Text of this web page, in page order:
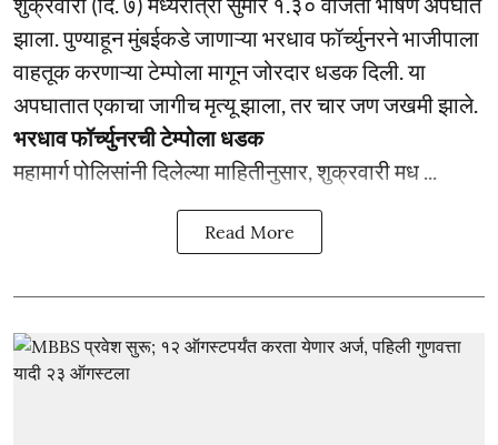
झाला. पुण्याहून मुंबईकडे जाणाऱ्या भरधाव फॉर्च्युनरने भाजीपाला
वाहतूक करणाऱ्या टेम्पोला मागून जोरदार धडक दिली. या
अपघातात एकाचा जागीच मृत्यू झाला, तर चार जण जखमी झाले.
भरधाव फॉर्च्युनरची टेम्पोला धडक
महामार्ग पोलिसांनी दिलेल्या माहितीनुसार, शुक्रवारी मध ...
Read More